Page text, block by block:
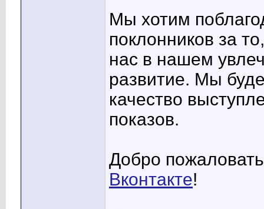
Мы хотим
поклонников за
нас в нашем
развитие. Мы
качество
показов.
Добро
Вконтакте!